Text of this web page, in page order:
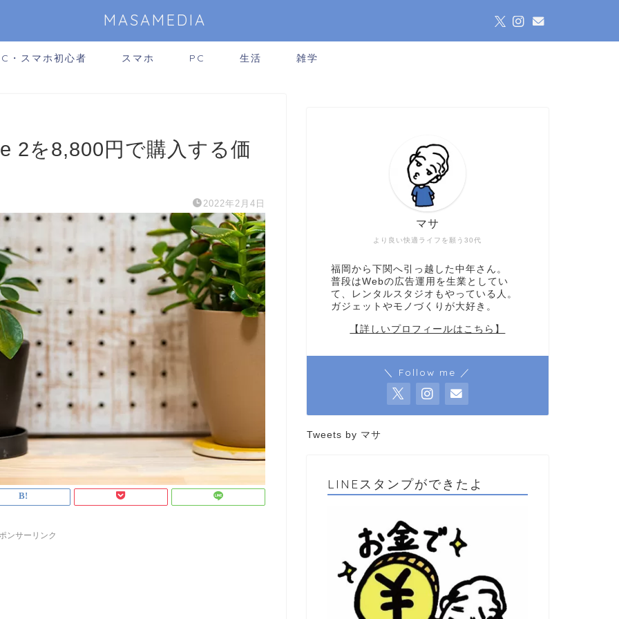
MASAMEDIA
・スマホ初心者 スマホ PC 生活 雑学
2を8,800円で購入する価
2022年2月4日
ンサーリンク
より良い快適ライフを願う30代
マサ
福岡から下関へ引っ越した中年さん。
普段はWebの広告運用を生業としてい
て、レンタルスタジオもやっている人。
ガジェットやモノづくりが大好き。
【詳しいプロフィールはこちら】
＼ Follow me ／
Tweets by マサ
LINEスタンプができたよ